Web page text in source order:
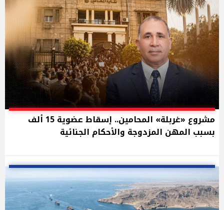
مشروع «غربلة» المحامين.. إسقاط عضوية 15 ألف
بسبب المهن المزدوجة والأحكام الجنائية